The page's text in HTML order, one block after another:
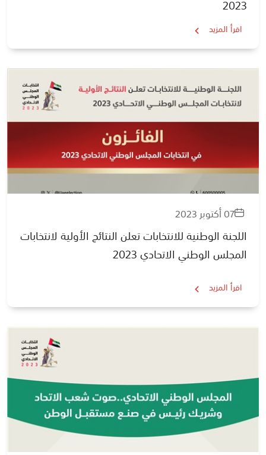
اقرأ المزيد
07 أكتوبر 2023
اللجنة الوطنية للانتخابات تعلن النتائج الأولية لانتخابات
المجلس الوطني الاتحادي 2023
اقرأ المزيد